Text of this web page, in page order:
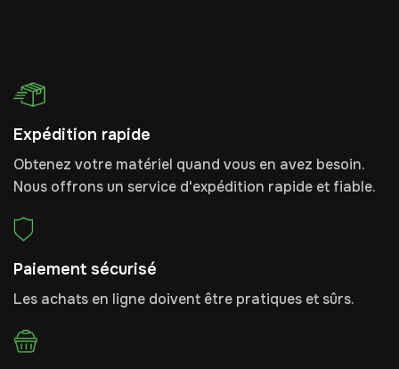
Expédition rapide
Obtenez votre matériel quand vous en avez besoin.
Nous offrons un service d'expédition rapide et fiable.
Paiement sécurisé
Les achats en ligne doivent être pratiques et sûrs.